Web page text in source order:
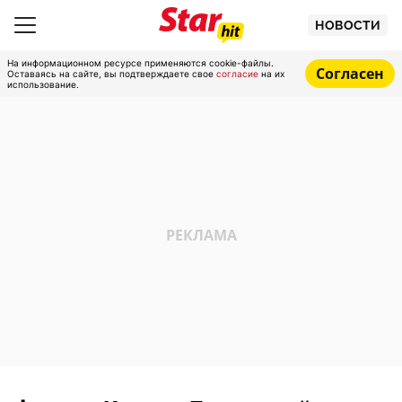
НОВОСТИ
На информационном ресурсе применяются cookie-файлы.
Оставаясь на сайте, вы подтверждаете свое согласие на их
использование.
Согласен